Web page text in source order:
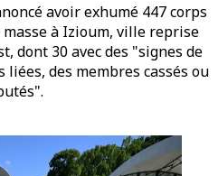
avoir exhumé 447 corps
à Izioum, ville reprise
dont 30 avec des "signes de
des membres cassés ou